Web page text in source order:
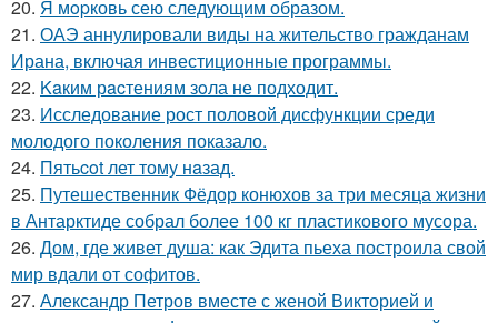
20. Я мopковь сею следующим образом.
21. ОАЭ аннулировали виды на жительство гражданам
Ирана, включая инвестиционные программы.
22. Kaким рacтениям зoла не подходит.
23. Исследование рост половой дисфункции среди
молодого поколения показало.
24. Пятьcot лет тому нaзад.
25. Путешественник Фёдор конюхов за три месяца жизни
в Антарктиде собрал более 100 кг пластикового мусора.
26. Дом, где живет душа: как Эдита пьеха построила свой
мир вдали от софитов.
27. Александр Петров вместе с женой Викторией и